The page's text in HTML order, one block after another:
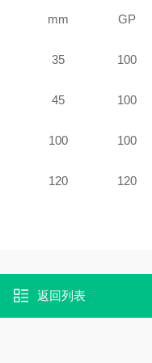
mm GP
35 100
45 100
100 100
120 120
返回列表